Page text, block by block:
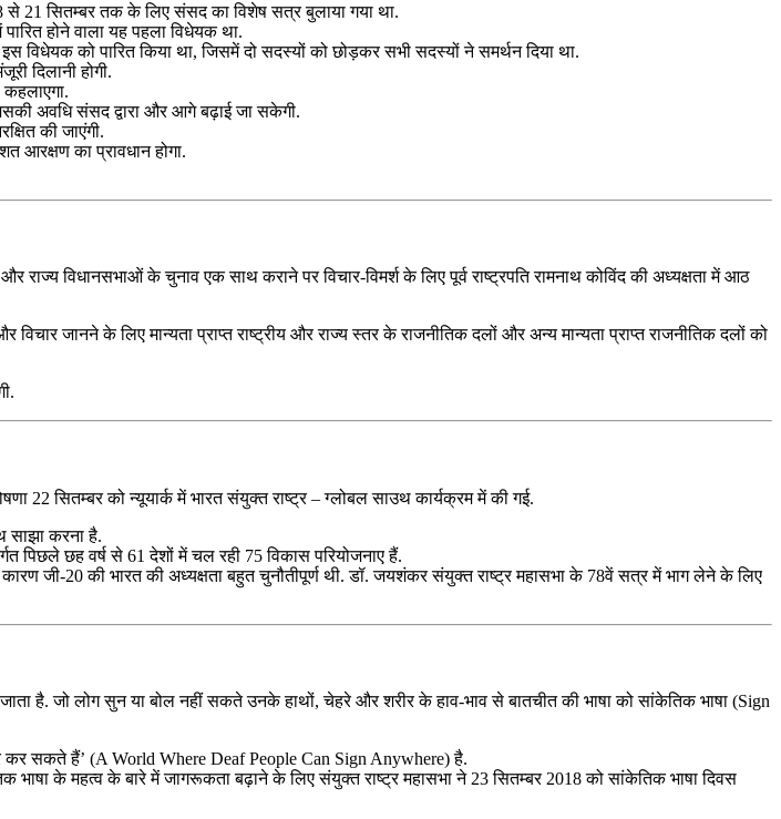
21 सितम्बर तक के लिए संसद का विशेष सत्र बुलाया गया था.
होने वाला यह पहला विधेयक था.
को पारित किया था, जिसमें दो सदस्यों को छोड़कर सभी सदस्यों ने समर्थन दिया था.
दिलानी होगी.
कहलाएगा.
अवधि संसद द्वारा और आगे बढ़ाई जा सकेगी.
की जाएंगी.
आरक्षण का प्रावधान होगा.
विधानसभाओं के चुनाव एक साथ कराने पर विचार-विमर्श के लिए पूर्व राष्ट्रपति रामनाथ कोविंद की अध्यक्षता में आठ
जानने के लिए मान्यता प्राप्त राष्ट्रीय और राज्य स्तर के राजनीतिक दलों और अन्य मान्यता प्राप्त राजनीतिक दलों को
22 सितम्बर को न्‍यूयार्क में भारत संयुक्त राष्ट्र – ग्‍लोबल साउथ कार्यक्रम में की गई.
साझा करना है.
पिछले छह वर्ष से 61 देशों में चल रही 75 विकास परियोजनाए हैं.
जी-20 की भारत की अध्यक्षता बहुत चुनौतीपूर्ण थी. डॉ. जयशंकर संयुक्‍त राष्‍ट्र महासभा के 78वें सत्र में भाग लेने के लिए
है. जो लोग सुन या बोल नहीं सकते उनके हाथों, चेहरे और शरीर के हाव-भाव से बातचीत की भाषा को सांकेतिक भाषा (Sign
कर सकते हैं’ (A World Where Deaf People Can Sign Anywhere) है.
के महत्व के बारे में जागरूकता बढ़ाने के लिए संयुक्त राष्ट्र महासभा ने 23 सितम्बर 2018 को सांकेतिक भाषा दिवस